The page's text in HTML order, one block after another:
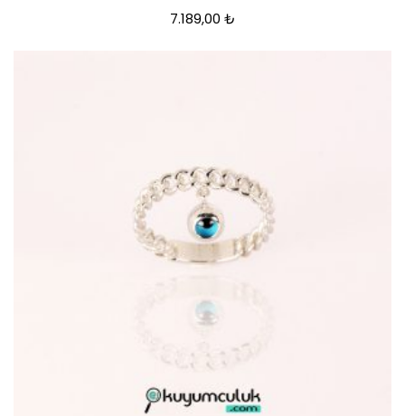
7.189,00 ₺